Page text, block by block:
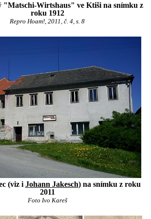
"Matschi-Wirtshaus" ve Ktiši na snímku z
roku 1912
Repro Hoam!, 2011, č. 4, s. 8
(viz i Johann Jakesch) na snímku z roku
2011
Foto Ivo Kareš